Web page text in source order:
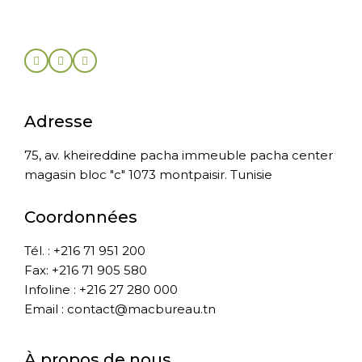
Adresse
75, av. kheireddine pacha immeuble pacha center
magasin bloc "c" 1073 montpaisir. Tunisie
Coordonnées
Tél. : +216 71 951 200
Fax: +216 71 905 580
Infoline : +216 27 280 000
Email : contact@macbureau.tn